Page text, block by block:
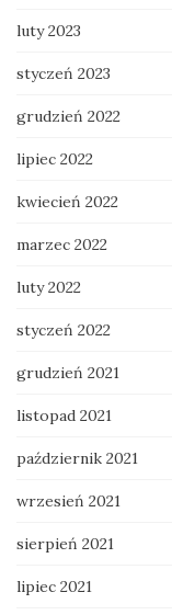
luty 2023
styczeń 2023
grudzień 2022
lipiec 2022
kwiecień 2022
marzec 2022
luty 2022
styczeń 2022
grudzień 2021
listopad 2021
październik 2021
wrzesień 2021
sierpień 2021
lipiec 2021